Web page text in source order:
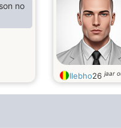
no
Ilebho26jaar